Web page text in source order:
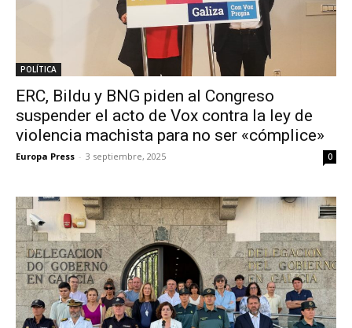
POLÍTICA
ERC, Bildu y BNG piden al Congreso
suspender el acto de Vox contra la ley de
violencia machista para no ser «cómplice»
Europa Press - 3 septiembre, 2025 0